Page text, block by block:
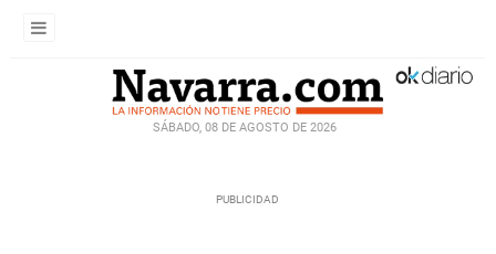
SÁBADO, 08 DE AGOSTO DE 2026